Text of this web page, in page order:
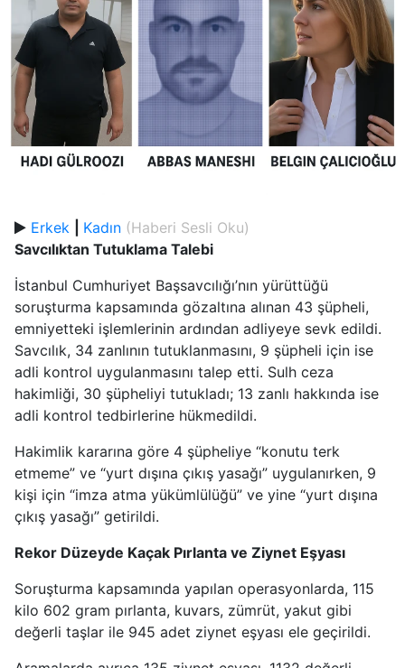
Erkek Kadın (Haberi Sesli Oku)
Savcılıktan Tutuklama Talebi
İstanbul Cumhuriyet Başsavcılığı’nın yürüttüğü
soruşturma kapsamında gözaltına alınan 43 şüpheli,
emniyetteki işlemlerinin ardından adliyeye sevk edildi.
Savcılık, 34 zanlının tutuklanmasını, 9 şüpheli için ise
adli kontrol uygulanmasını talep etti. Sulh ceza
hakimliği, 30 şüpheliyi tutukladı; 13 zanlı hakkında ise
adli kontrol tedbirlerine hükmedildi.
Hakimlik kararına göre 4 şüpheliye “konutu terk
etmeme” ve “yurt dışına çıkış yasağı” uygulanırken, 9
kişi için “imza atma yükümlülüğü” ve yine “yurt dışına
çıkış yasağı” getirildi.
Rekor Düzeyde Kaçak Pırlanta ve Ziynet Eşyası
Soruşturma kapsamında yapılan operasyonlarda, 115
kilo 602 gram pırlanta, kuvars, zümrüt, yakut gibi
değerli taşlar ile 945 adet ziynet eşyası ele geçirildi.